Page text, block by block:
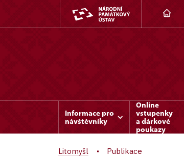
Informace pro
návštěvníky
Online
vstupenky
a dárkové
poukazy
Litomyšl Publikace